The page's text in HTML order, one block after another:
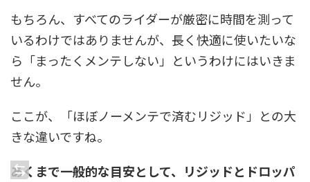
もちろん、すべてのライダーが厳密に時間を測って
いるわけではありませんが、長く快適に使いたいな
ら「まったくメンテしない」というわけにはいきま
せん。
ここが、「ほぼノーメンテで済むリジッド」との大
きな違いですね。
あくまで一般的な目安として、リジッドとドロッパ